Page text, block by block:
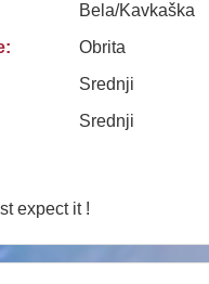
Bela/Kavkaška
Obrita
Srednji
Srednji
expect it !